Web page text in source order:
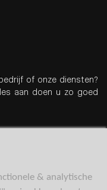
of onze diensten?
aan doen u zo goed
& analytische